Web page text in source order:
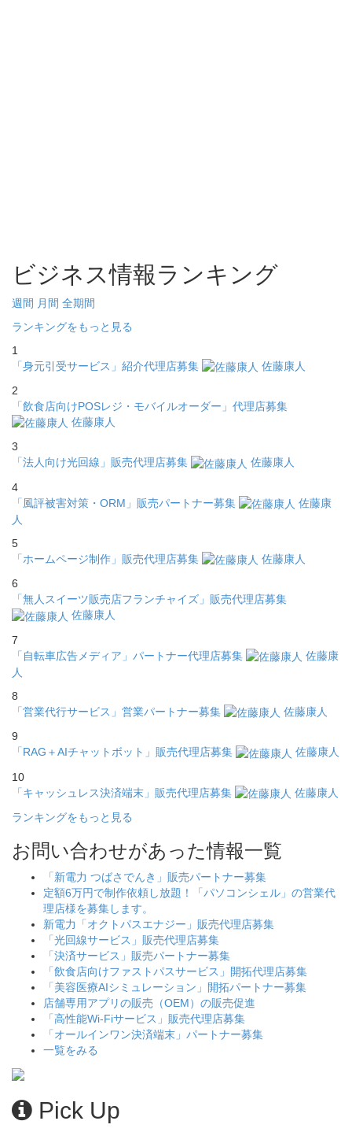
ビジネス情報ランキング
週間 月間 全期間
ランキングをもっと見る
1
「身元引受サービス」紹介代理店募集
佐藤康人
2
「飲食店向けPOSレジ・モバイルオーダー」代理店募集
佐藤康人
3
「法人向け光回線」販売代理店募集
佐藤康人
4
「風評被害対策・ORM」販売パートナー募集
佐藤康
人
5
「ホームページ制作」販売代理店募集
佐藤康人
6
「無人スイーツ販売店フランチャイズ」販売代理店募集
佐藤康人
7
「自転車広告メディア」パートナー代理店募集
佐藤康
人
8
「営業代行サービス」営業パートナー募集
佐藤康人
9
「RAG＋AIチャットボット」販売代理店募集
佐藤康人
10
「キャッシュレス決済端末」販売代理店募集
佐藤康人
ランキングをもっと見る
お問い合わせがあった情報一覧
「新電力 つばさでんき」販売パートナー募集
定額6万円で制作依頼し放題！「パソコンシェル」の営業代
理店様を募集します。
新電力「オクトパスエナジー」販売代理店募集
「光回線サービス」販売代理店募集
「決済サービス」販売パートナー募集
「飲食店向けファストパスサービス」開拓代理店募集
「美容医療AIシミュレーション」開拓パートナー募集
店舗専用アプリの販売（OEM）の販売促進
「高性能Wi-Fiサービス」販売代理店募集
「オールインワン決済端末」パートナー募集
一覧をみる
Pick Up